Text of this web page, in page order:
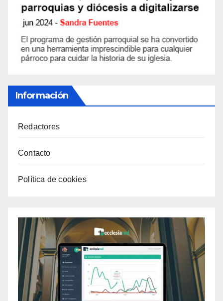
Información
Redactores
Contacto
Política de cookies